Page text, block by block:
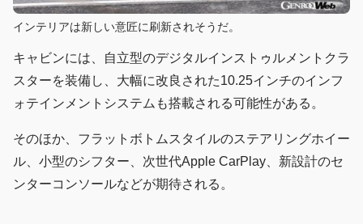
インテリアは新しい意匠に刷新されそうだ。
キャビンには、自立型のデジタルインストゥルメントクラ
スターを装備し、大幅に改良された10.25インチのインフ
ォテインメントシステムも搭載される可能性がある。
そのほか、フラットボトムスタイルのステアリングホイー
ル、小型のシフター、次世代Apple CarPlay、新設計のセ
ンターコンソールなどが期待される。